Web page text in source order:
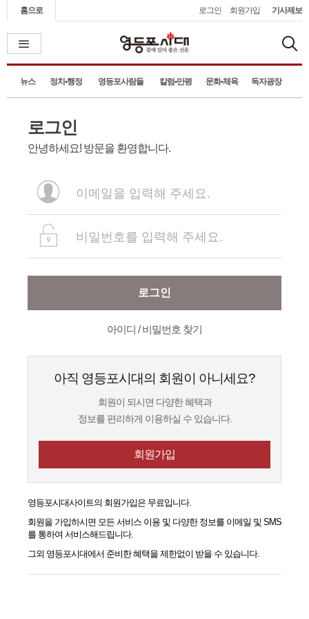
홈으로 로그인 회원가입 기사제보
뉴스 정치•행정 영등포사람들 칼럼•만평 문화•체육 독자광장
로그인
안녕하세요! 방문을 환영합니다.
로그인
아이디 / 비밀번호 찾기
아직 영등포시대의 회원이 아니세요?
회원이 되시면 다양한 혜택과
정보를 편리하게 이용하실 수 있습니다.
회원가입
영등포시대사이트의 회원가입은 무료입니다.
회원을 가입하시면 모든 서비스 이용 및 다양한 정보를 이메일 및 SMS
를 통하여 서비스해드립니다.
그외 영등포시대에서 준비한 혜택을 제한없이 받을 수 있습니다.